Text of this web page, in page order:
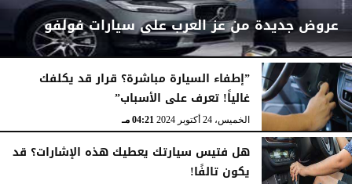
عروض جديدة من عز العرب على سيارات فولفو
الإثنين، 16 ديسمبر 2024 04:53 مـ
”إطفاء السيارة مباشرة؟ قرار قد يكلفك
غالياً! تعرف على الأسباب”
الخميس، 24 أكتوبر 2024 04:21 مـ
هل فتيس سيارتك يعطيك هذه الإشارات؟ قد
يكون تالفًا!